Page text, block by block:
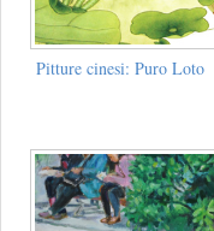
Pitture cinesi: Puro Loto